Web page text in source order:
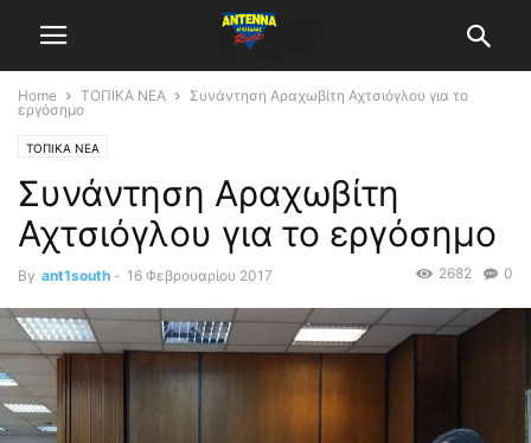
Home ΤΟΠΙΚΑ ΝΕΑ
Συνάντηση Αραχωβίτη Αχτσιόγλου για το
εργόσημο
ΤΟΠΙΚΑ ΝΕΑ
Συνάντηση Αραχωβίτη
Αχτσιόγλου για το εργόσημο
By ant1south - 16 Φεβρουαρίου 2017 0
2682